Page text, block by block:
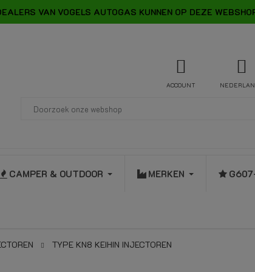
VAN VOGELS AUTOGAS KUNNEN OP DEZE
ACCOUNT
CAMPER & OUTDOOR MERKEN
TYPE KN8 KEIHIN INJECTOREN